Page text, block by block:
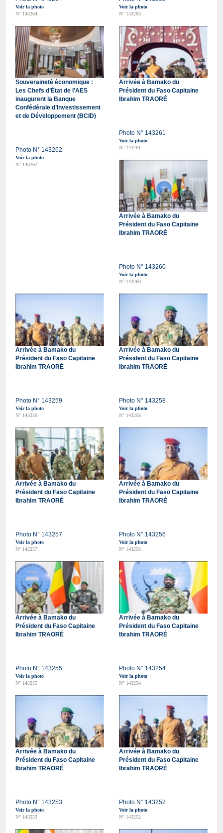
Voir la photo
N° 143264
Voir la photo
N° 143263
Souveraineté économique :
Les Chefs d’État de l’AES
inaugurent la Banque
Confédérale d’Investissement
et de Développement (BCID)
Photo N° 143262
Voir la photo
N° 143262
Arrivée à Bamako du
Président du Faso Capitaine
Ibrahim TRAORÉ
Photo N° 143261
Voir la photo
N° 143261
Arrivée à Bamako du
Président du Faso Capitaine
Ibrahim TRAORÉ
Photo N° 143260
Voir la photo
N° 143260
Arrivée à Bamako du
Président du Faso Capitaine
Ibrahim TRAORÉ
Photo N° 143259
Voir la photo
N° 143259
Arrivée à Bamako du
Président du Faso Capitaine
Ibrahim TRAORÉ
Photo N° 143258
Voir la photo
N° 143258
Arrivée à Bamako du
Président du Faso Capitaine
Ibrahim TRAORÉ
Photo N° 143257
Voir la photo
N° 143257
Arrivée à Bamako du
Président du Faso Capitaine
Ibrahim TRAORÉ
Photo N° 143256
Voir la photo
N° 143256
Arrivée à Bamako du
Président du Faso Capitaine
Ibrahim TRAORÉ
Photo N° 143255
Voir la photo
N° 143255
Arrivée à Bamako du
Président du Faso Capitaine
Ibrahim TRAORÉ
Photo N° 143254
Voir la photo
N° 143254
Arrivée à Bamako du
Président du Faso Capitaine
Ibrahim TRAORÉ
Photo N° 143253
Voir la photo
N° 143253
Arrivée à Bamako du
Président du Faso Capitaine
Ibrahim TRAORÉ
Photo N° 143252
Voir la photo
N° 143252